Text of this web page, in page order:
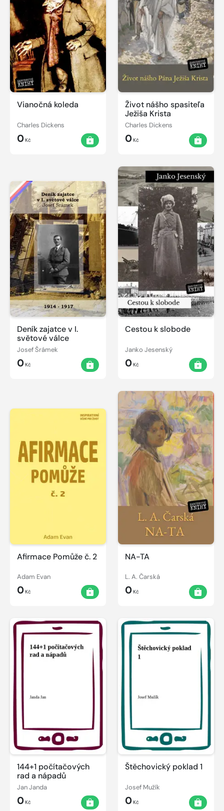
Vianočná koleda
Charles Dickens
0Kč
Život nášho spasiteľa
Ježiša Krista
Charles Dickens
0Kč
Deník zajatce v I.
světové válce
Josef Šrámek
0Kč
Cestou k slobode
Janko Jesenský
0Kč
Afirmace Pomůže č. 2
Adam Evan
0Kč
NA-TA
L. A. Čarská
0Kč
144+1 počítačových
rad a nápadů
Jan Janda
0Kč
Štěchovický poklad 1
Josef Mužík
0Kč